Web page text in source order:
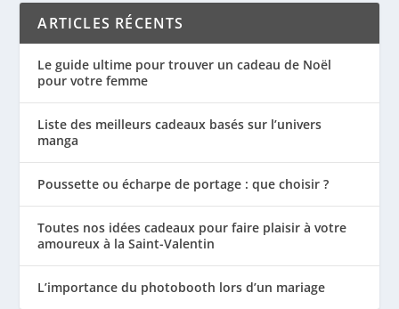
ARTICLES RÉCENTS
Le guide ultime pour trouver un cadeau de Noël
pour votre femme
Liste des meilleurs cadeaux basés sur l’univers
manga
Poussette ou écharpe de portage : que choisir ?
Toutes nos idées cadeaux pour faire plaisir à votre
amoureux à la Saint-Valentin
L’importance du photobooth lors d’un mariage